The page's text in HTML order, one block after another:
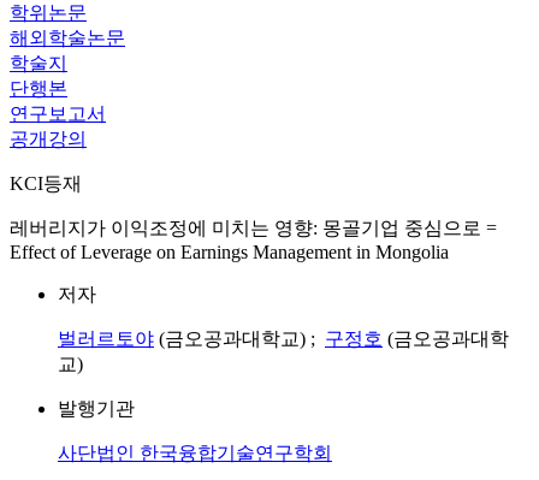
학위논문
해외학술논문
학술지
단행본
연구보고서
공개강의
KCI등재
레버리지가 이익조정에 미치는 영향: 몽골기업 중심으로 =
Effect of Leverage on Earnings Management in Mongolia
저자
벌러르토야 (금오공과대학교) ; 구정호 (금오공과대학
교)
발행기관
사단법인 한국융합기술연구학회